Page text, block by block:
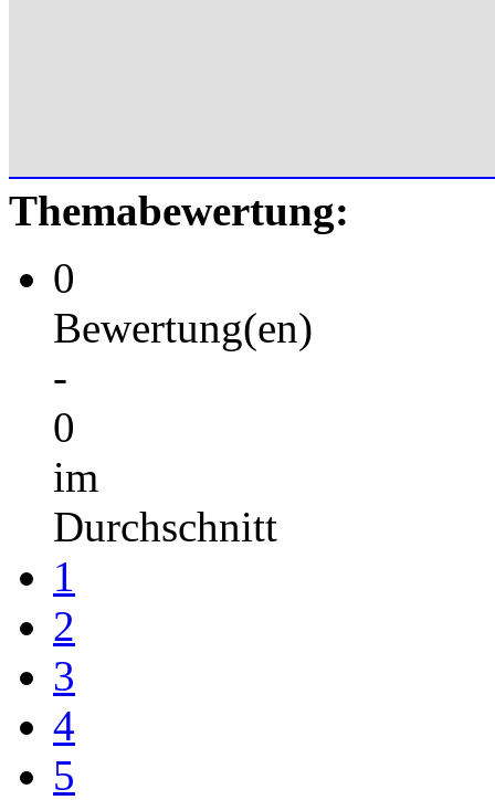
Themabewertung:
0
Bewertung(en)
-
0
im
Durchschnitt
1
2
3
4
5